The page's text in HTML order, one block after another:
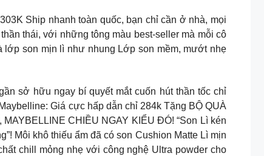
Ship nhanh toàn quốc, bạn chỉ cần ở nhà, mọi
thái, với những tông màu best-seller mà mỗi cô
son mịn lì như nhung Lớp son mềm, mướt nhẹ
sở hữu ngay bí quyết mắt cuốn hút thần tốc chỉ
Giá cực hấp dẫn chỉ 284k Tặng BỘ QUÀ
CHIỀU NGAY KIỂU ĐÓ! “Son Lì kén
Môi khô thiếu ẩm đã có son Cushion Matte Lì mịn
chill mỏng nhẹ với công nghệ Ultra powder cho